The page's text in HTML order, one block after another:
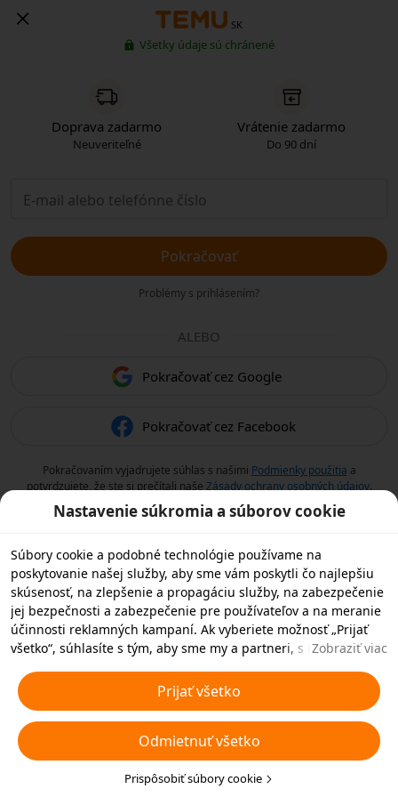
SK
Všetky údaje sú chránené
Doprava zadarmo
Neuveriteľné
Vrátenie zadarmo
Do 90 dní
Pokračovať
Problémy s prihlásením?
ALEBO
Pokračovať cez Google
Pokračovať cez Facebook
Pokračovaním vyjadrujete súhlas s našimi Podmienky použitia a
potvrdzujete, že ste si prečítali naše Zásady ochrany osobných údajov.
Nastavenie súkromia a súborov cookie
Súbory cookie a podobné technológie používame na
poskytovanie našej služby, aby sme vám poskytli čo najlepšiu
skúsenosť, na zlepšenie a propagáciu služby, na zabezpečenie
jej bezpečnosti a zabezpečenie pre používateľov a na meranie
účinnosti reklamných kampaní. Ak vyberiete možnosť „Prijať
všetko“, súhlasíte s tým, aby sme my a partneri, s ktorými
technológie vo vašom zariadení na reklamné účely. Môžete tiež
zvoliť možnosť „Odmietnuť všetky“ nedôležité súbory cookie
alebo vybrať, ktoré typy súborov cookie chcete prijať alebo
zakázať, kliknutím na tlačidlo „Prispôsobiť súbory cookie“ nižšie
alebo kedykoľvek v nastaveniach ochrany osobných údajov.
Viac informácií nájdete v našichPravidlách týkajúcich sa
Zobraziť viac
Prijať všetko
Odmietnuť všetko
Prispôsobiť súbory cookie